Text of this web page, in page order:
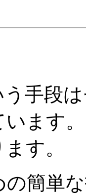
手段
ます
す。
の簡単